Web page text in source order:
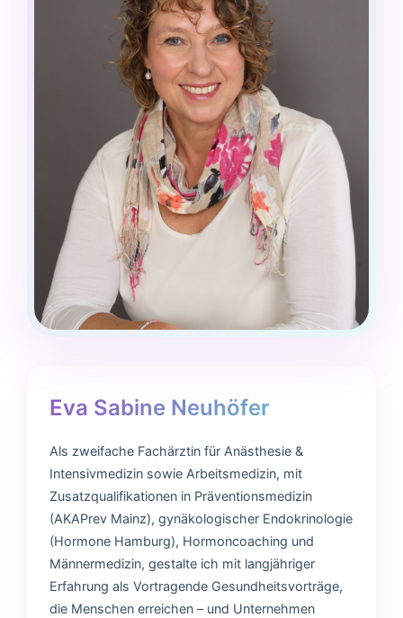
Eva Sabine Neuhöfer
Als zweifache Fachärztin für Anästhesie &
Intensivmedizin sowie Arbeitsmedizin, mit
Zusatzqualifikationen in Präventionsmedizin
(AKAPrev Mainz), gynäkologischer Endokrinologie
(Hormone Hamburg), Hormoncoaching und
Männermedizin, gestalte ich mit langjähriger
Erfahrung als Vortragende Gesundheitsvorträge,
die Menschen erreichen – und Unternehmen